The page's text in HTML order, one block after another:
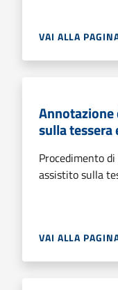
VAI ALLA
sulla
Procedimento
assistito sulla
VAI ALLA